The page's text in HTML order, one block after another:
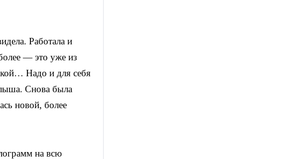
Работала и
— это уже из
Надо и для себя
Снова была
новой, более
на всю